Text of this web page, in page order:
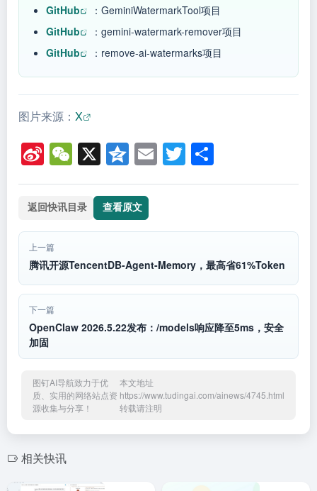
GitHub
：GeminiWatermarkTool项目
GitHub
：gemini-watermark-remover项目
GitHub
：remove-ai-watermarks项目
图片来源： X
Si
n
a
W
ei
b
o
W
e
C
h
X Q
z
o
n
E
m
T
wi 享
返回快讯目录 查看原文
上一篇
腾讯开源TencentDB-Agent-Memory，最高省61%Token
下一篇
OpenClaw 2026.5.22发布：/models响应降至5ms，安全
加固
图钉AI导航致力于优
质、实用的网络站点资
源收集与分享！
本文地址
https://www.tudingai.com/ainews/4745.html
转载请注明
相关快讯